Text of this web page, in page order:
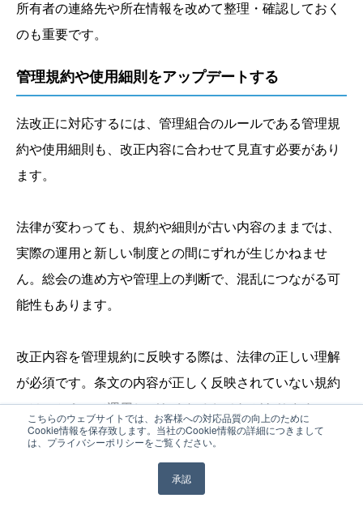
こちらのウェブサイトでは、お客様への対応品質の向上のために
Cookie情報を保存致します。当社のCookie情報の詳細につきまして
は、プライバシーポリシーをご覧ください。
承認
所有者の連絡先や所在情報を改めて整理・確認しておく
のも重要です。
管理規約や使用細則をアップデートする
法改正に対応するには、管理組合のルールである管理規
約や使用細則も、改正内容に合わせて見直す必要があり
ます。
法律が変わっても、規約や細則が古い内容のままでは、
実際の運用と新しい制度との間にずれが生じかねませ
ん。総会の進め方や管理上の判断で、混乱につながる可
能性もあります。
改正内容を管理規約に反映する際は、法律の正しい理解
が必須です。条文の内容が正しく反映されていない規約
では、かえって運用しづらくなるおそれがあります。
必要に応じて弁護士やマンション管理士などの専門家に
相談しながら、規約や細則の見直しを進めましょう。